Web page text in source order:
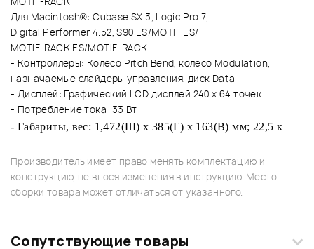
Для Macintosh®: Cubase SX 3, Logic Pro 7,
Digital Performer 4.52, S90 ES/MOTIF ES/
MOTIF-RACK ES/MOTIF-RACK
- Контроллеры: Колесо Pitch Bend, колесо Modulation,
назначаемые слайдеры управления, диск Data
- Дисплей: Графический LCD дисплей 240 x 64 точек
- Потребление тока: 33 Вт
- Габариты, вес: 1,472(Ш) x 385(Г) x 163(В) мм; 22,5 к
Производитель имеет право менять комплектацию и
конструкцию, не внося изменения в инструкцию. Место
сборки товара может отличаться от указанного.
Сопутствующие товары